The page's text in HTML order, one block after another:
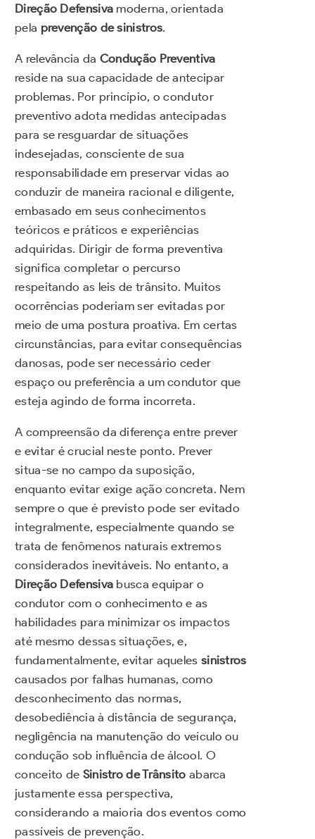
Direção Defensiva moderna, orientada
pela prevenção de sinistros.
A relevância da Condução Preventiva
reside na sua capacidade de antecipar
problemas. Por princípio, o condutor
preventivo adota medidas antecipadas
para se resguardar de situações
indesejadas, consciente de sua
responsabilidade em preservar vidas ao
conduzir de maneira racional e diligente,
embasado em seus conhecimentos
teóricos e práticos e experiências
adquiridas. Dirigir de forma preventiva
significa completar o percurso
respeitando as leis de trânsito. Muitos
ocorrências poderiam ser evitadas por
meio de uma postura proativa. Em certas
circunstâncias, para evitar consequências
danosas, pode ser necessário ceder
espaço ou preferência a um condutor que
esteja agindo de forma incorreta.
A compreensão da diferença entre prever
e evitar é crucial neste ponto. Prever
situa-se no campo da suposição,
enquanto evitar exige ação concreta. Nem
sempre o que é previsto pode ser evitado
integralmente, especialmente quando se
trata de fenômenos naturais extremos
considerados inevitáveis. No entanto, a
Direção Defensiva busca equipar o
condutor com o conhecimento e as
habilidades para minimizar os impactos
até mesmo dessas situações, e,
fundamentalmente, evitar aqueles sinistros
causados por falhas humanas, como
desconhecimento das normas,
desobediência à distância de segurança,
negligência na manutenção do veículo ou
condução sob influência de álcool. O
conceito de Sinistro de Trânsito abarca
justamente essa perspectiva,
considerando a maioria dos eventos como
passíveis de prevenção.